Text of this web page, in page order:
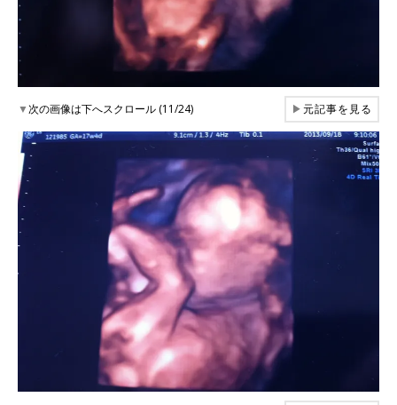
▼次の画像は下へスクロール (11/24) ▶元記事を見る